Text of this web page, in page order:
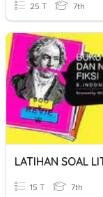
25 T 7th
15 T 7th